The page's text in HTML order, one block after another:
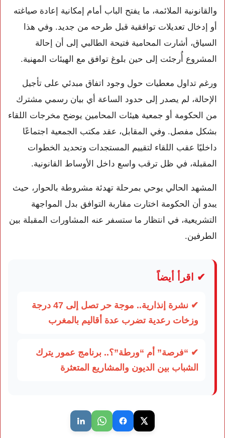
والقانونية الملائمة، ما يفتح الباب أمام إمكانية إعادة صياغته
أو إدخال تعديلات توافقية قبل طرحه من جديد. وفي هذا
السياق، أشارت المحامية فتيحة الطالبي إلى أن إحالة
المشروع أُرجئت إلى حين بلوغ توافق مع الهيئات المهنية.
ورغم تداول معطيات حول وجود اتفاق مبدئي على تأجيل
الإحالة، لم يصدر إلى حدود الساعة أي بيان رسمي مشترك
من الحكومة أو جمعية هيئات المحامين يوضح مخرجات اللقاء
بشكل مفصل. وفي المقابل، عقد مكتب الجمعية اجتماعًا
داخليًا عقب اللقاء لتقييم المستجدات وتحديد الخطوات
المقبلة، في ظل ترقب واسع داخل الأوساط القانونية.
المشهد الحالي يوحي بمرحلة تهدئة مشروطة بالحوار، حيث
يبدو أن الحكومة اختارت مقاربة التوافق بدل المواجهة
التشريعية، في انتظار ما ستسفر عنه المشاورات المقبلة بين
الطرفين.
✔ اقرأ أيضاً
✔ نشرة إنذارية.. موجة حر تصل إلى 47 درجة
وزخات رعدية تضرب عدة أقاليم بالمغرب
✔ “فرصة” أم “ورطة”؟.. برنامج عمور يترك
الشباب بين الديون والمشاريع المتعثرة